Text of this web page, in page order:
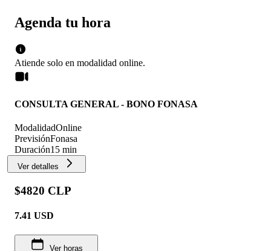
Agenda tu hora
Atiende solo en modalidad online.
CONSULTA GENERAL - BONO FONASA
ModalidadOnline
PrevisiónFonasa
Duración15 min
Ver detalles
$4820 CLP
7.41 USD
Ver horas